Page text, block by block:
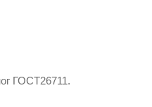
ГОСТ26711.